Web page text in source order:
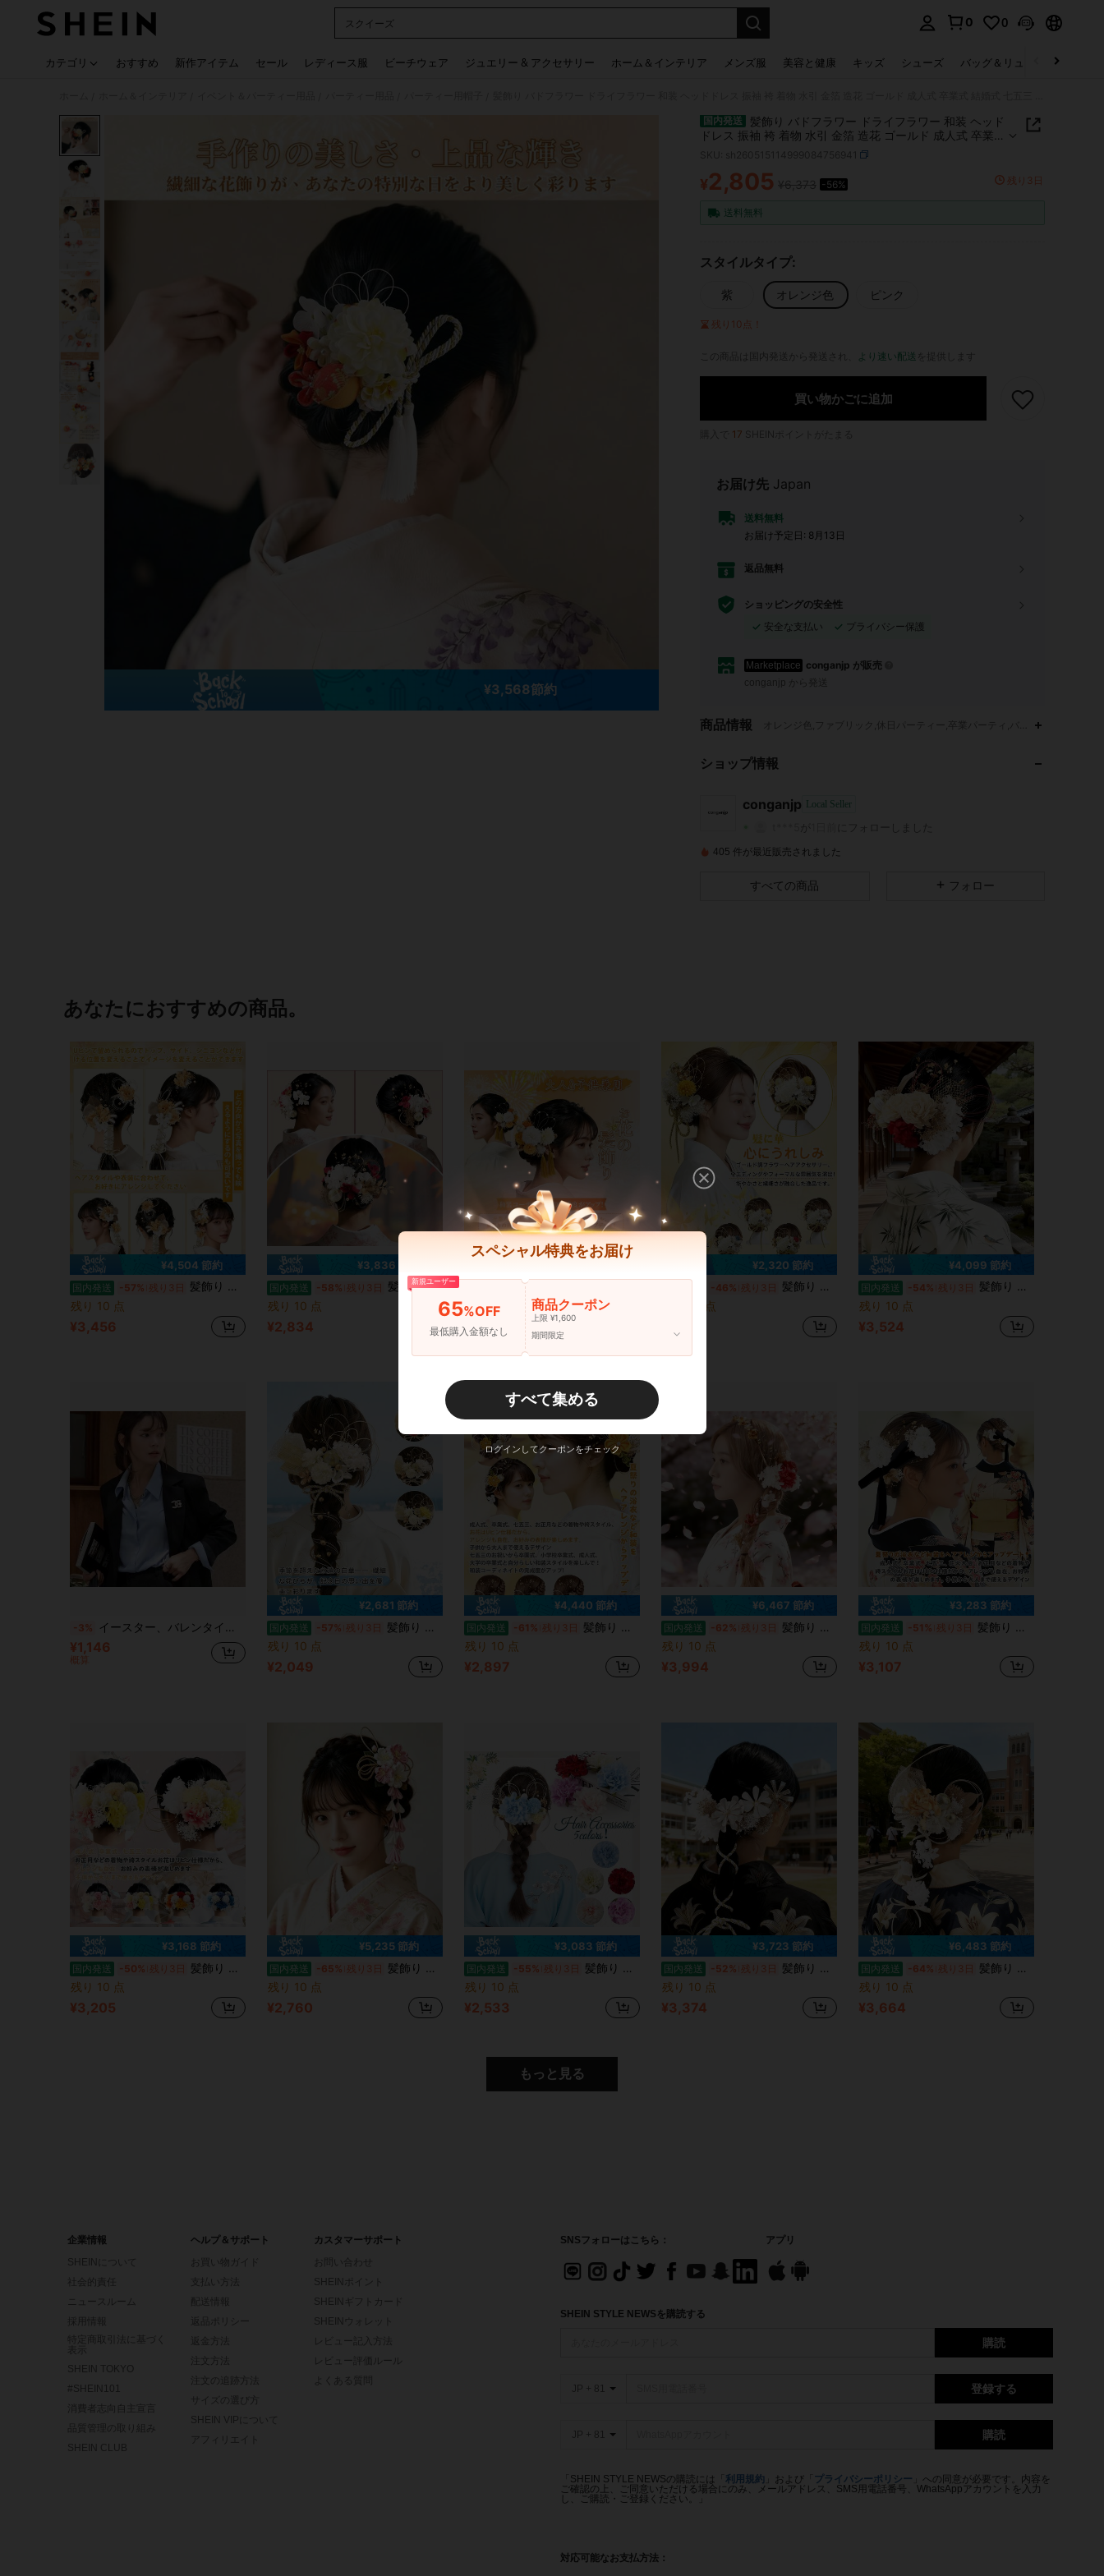
スクイーズ
0 0
カテゴリ おすすめ 新作アイテム セール レディース服 ビーチウェア ジュエリー & アクセサリー ホーム＆インテリア メンズ服 美容と健康 キッズ シューズ バッグ＆リュック
¥3,568節約
国内発送
髪飾り バドフラワー ドライフラワー 和装 ヘッド
ドレス 振袖 袴 着物 水引 金箔 造花 ゴールド 成人式 卒業式
PRICE AND AVAILABILITY
¥2,805 -56% 残り3日
送料無料
スタイルタイプ:
紫 オレンジ色 ピンク
残り10点！
この商品は国内発送から発送され、 より速い配送
買い物かごに追加
17
お届け先 Japan
送料無料
お届け予定日: 8月13日
返品無料
ショッピングの安全性
安全な支払い
プライバシー保護
Marketplace conganjp が販売
conganjp から発送
商品情報 オレンジ色,ファブリック,休日パーティー,卒業パーティ,バースデーパーテ
ショップ情報
conganjp Local Seller
4.67 198
4.67
4.67 198
にフォローしました
4.67 198
405 件が最近販売されました
すべての商品 フォロー
あなたにおすすめの商品。
¥4,504 節約
国内発送 -57% 残り3日 髪飾り バドフラワー ドライフラワー 和装 ヘッドドレス 振袖 袴 着物 水引 金箔 造花 ゴールド 成人式 卒業式 結婚式 七五三 アクセサリー
残り 10 点
¥3,456
¥3,836 節約
国内発送 -58% 残り3日 髪飾り バドフラワー ドライフラワー 和装 ヘッドドレス 振袖 袴 着物 水引 金箔 造花 ゴールド 成人式 卒業式 結婚式 七五三 アクセサリー
残り 10 点
¥2,834
-51%
残り 9 点
¥2,353
¥2,320 節約
-46% 残り3日 髪飾り バドフラワー ドライフラワー 和装 ヘッドドレス 振袖 袴 着物 水引 金箔 造花 ゴールド 成人式 卒業式 結婚式 七五三 アクセサリー
残り 10 点
¥4,099 節約
国内発送 -54% 残り3日 髪飾り バドフラワー ドライフラワー 和装 ヘッドドレス 振袖 袴 着物 水引 金箔 造花 ゴールド 成人式 卒業式 結婚式 七五三 アクセサリー
残り 10 点
¥3,524
-3% イースター、バレンタインデーのギフト、ウェディングの装飾、ジュエリーの装飾、ギフト、ホリデーギフト、パーティーアクセサリー、女の子の装飾、かわいいギフト、ラマダンのギフト、ウェディング用品、ウェディングアクセサリー、ジュエリー
¥1,146
概算
¥2,681 節約
国内発送 -57% 残り3日
髪飾り バドフラワー ドライフラワー 和装 ヘッドドレス 振袖 袴 着物 水引 金箔 造花 ゴールド 成人式 卒業式 結婚式 七五三 アクセサリー
残り 10 点
¥2,049
¥4,440 節約
国内発送 -61% 残り3日
髪飾り バドフラワー ドライフラワー 和装 ヘッドドレス 振袖 袴 着物 水引 金箔 造花 ゴールド 成人式 卒業式 結婚式 七五三 アクセサリー
残り 10 点
¥2,897
¥6,467 節約
国内発送 -62% 残り3日
髪飾り バドフラワー ドライフラワー 和装 ヘッドドレス 振袖 袴 着物 水引 金箔 造花 ゴールド 成人式 卒業式 結婚式 七五三 アクセサリー
残り 10 点
¥3,994
¥3,283 節約
国内発送 -51% 残り3日
髪飾り バドフラワー ドライフラワー 和装 ヘッドドレス 振袖 袴 着物 水引 金箔 造花 ゴールド 成人式 卒業式 結婚式 七五三 アクセサリー
残り 10 点
¥3,107
¥3,168 節約
国内発送 -50% 残り3日
髪飾り バドフラワー ドライフラワー 和装 ヘッドドレス 振袖 袴 着物 水引 金箔 造花 ゴールド 成人式 卒業式 結婚式 七五三 アクセサリー
残り 10 点
¥3,205
¥5,235 節約
国内発送 -65% 残り3日
髪飾り バドフラワー ドライフラワー 和装 ヘッドドレス 振袖 袴 着物 水引 金箔 造花 ゴールド 成人式 卒業式 結婚式 七五三 アクセサリー
残り 10 点
¥2,760
¥3,083 節約
国内発送 -55% 残り3日
髪飾り バドフラワー ドライフラワー 和装 ヘッドドレス 振袖 袴 着物 水引 金箔 造花 ゴールド 成人式 卒業式 結婚式 七五三 アクセサリー
残り 10 点
¥2,533
¥3,723 節約
国内発送 -52% 残り3日
髪飾り バドフラワー ドライフラワー 和装 ヘッドドレス 振袖 袴 着物 水引 金箔 造花 ゴールド 成人式 卒業式 結婚式 七五三 アクセサリー
残り 10 点
¥3,374
¥6,483 節約
国内発送 -64% 残り3日
髪飾り バドフラワー ドライフラワー 和装 ヘッドドレス 振袖 袴 着物 水引 金箔 造花 ゴールド 成人式 卒業式 結婚式 七五三 アクセサリー
残り 10 点
¥3,664
もっと見る
企業情報
SHEINについて
ニュースルーム
SHEIN TOKYO
#SHEIN101
消費者志向自主宣言
品質管理の取り組み
SHEIN CLUB
ヘルプ＆サポート
お買い物ガイド
支払い方法
返品ポリシー
サイズの選び方
SHEIN VIPについて
アフィリエイト
カスタマーサポート
お問い合わせ
SHEINポイント
SHEINギフトカード
SHEINウォレット
レビュー記入方法
レビュー評価ルール
よくある質問
SNSフォローはこちら： アプリ
SHEIN STYLE NEWSを購読する
購読
JP + 81 登録する
JP + 81 購読
「SHEIN STYLE NEWSの購読には「 利用規約 」および「 プライバシーポリシー 」への同意が必要です。内容を
ご確認の上、ご同意いただける場合にのみ、メールアドレス、SMS用電話番号、WhatsAppアカウントを入力
し、ご購読・ご登録ください。」
対応可能なお支払方法：
スペシャル特典をお届け
新規ユーザー
65%OFF
最低購入金額なし
商品クーポン
上限 ¥1,600
期間限定
すべて集める
ログインしてクーポンをチェック